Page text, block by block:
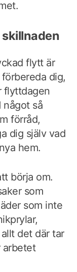
skillnaden
flytt är
dig,
flyttdagen
något så
förråd,
dig själv vad
hem.
börja om.
som
som inte
det där tar
arbetet